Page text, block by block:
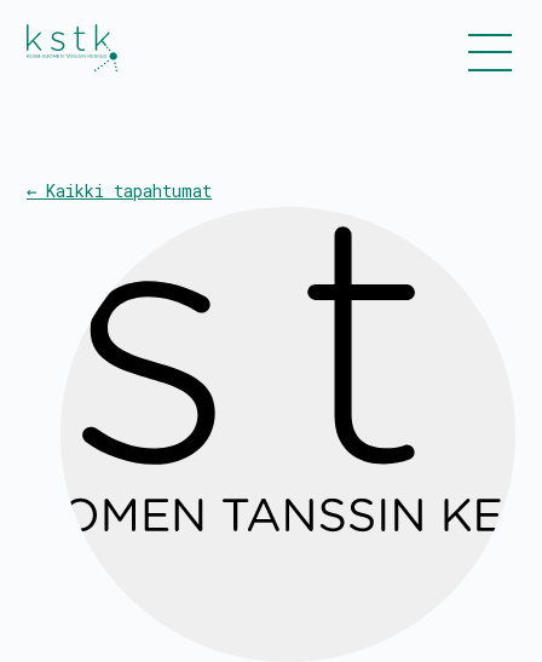
Liput
Uutiset
Tanssiinkutsu-yleisötyökonsepti
← Kaikki tapahtumat